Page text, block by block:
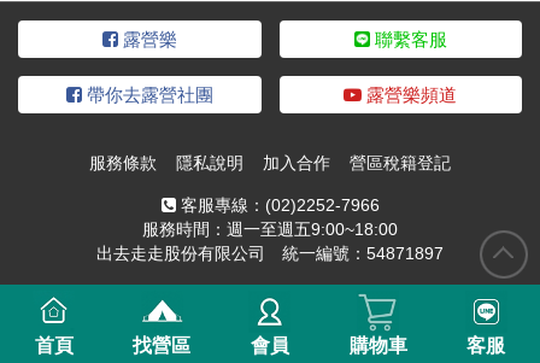
露營樂 聯繫客服
帶你去露營社團 露營樂頻道
服務條款 隱私說明 加入合作 營區稅籍登記
客服專線： (02)2252-7966
服務時間：週一至週五9:00~18:00
出去走走股份有限公司 統一編號：54871897
首頁 找營區 會員 購物車 客服